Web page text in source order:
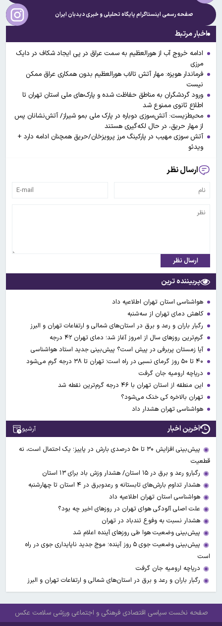
صفحه رسمی اینستاگرام پایگاه تحلیلی و خبریدیدبان ایران
اخبار مرتبط
ادامه خروج آب از هورالعظیم به سمت عراق در پی ایجاد شکاف در دایک
مرزی
فرماندار هویزه: مهار آتش تالاب هورالعظیم بدون همکاری عراق ممکن
نیست
ورود گردشگران به مناطق حفاظت‌ شده و پارک‌های ملی استان تهران تا
اطلاع ثانوی ممنوع شد
محیط‌زیست: آتش‌سوزی دوباره در پارک ملی بمو شیراز/ آتش‌نشانان پس
از مهار حریق، در حال لکه‌گیری هستند
آتش سوزی مهیب در پارکینگ مرز پرویزخان/حریق همچنان ادامه دارد +
ویدئو
ارسال نظر
ارسال نظر
پربیننده ترین
هواشناسی استان تهران اطلاعیه داد
کاهش دمای تهران از سه‌شنبه
رگبار باران و رعد و برق در استان‌های شمالی و ارتفاعات تهران و البرز
گرم‌ترین روزهای سال از امروز آغاز شد؛ دمای تهران ۴۲ درجه
آیا زمستان پربرفی در پیش است؟ پیش‌بینی جدید استاد هواشناسی
دریاچه ارومیه جان گرفت
این منطقه از استان تهران با ۴۶ درجه گرم‌ترین نقطه شد
تهران بالاخره کی خنک می‌شود؟
هواشناسی تهران هشدار داد
آخرین اخبار آرشیو
پیش‌بینی افزایش ۳۰ تا ۵۰ درصدی بارش در پاییز؛ یک احتمال است، نه
قطعیت
رگبارو رعد و برق در ۱۵ استان/ هشدار وزش باد برای ۱۳ استان‌
هشدار تداوم بارش‌های تابستانه و رعدوبرق در ۴ استان تا چهارشنبه
هواشناسی استان تهران اطلاعیه داد
علت اصلی آلودگی هوای تهران در روزهای اخیر چه بود؟
هشدار نسبت به وفوع تندباد در تهران
پیش‌بینی وضعیت هوا طی روزهای آینده اعلام شد
پیش‌بینی وضعیت جوی ۵ روز آینده؛ موج جدید ناپایداری جوی در راه
است
دریاچه ارومیه جان گرفت
رگبار باران و رعد و برق در استان‌های شمالی و ارتفاعات تهران و البرز
صفحه نخست سیاسی اقتصادی فرهنگی و اجتماعی ورزشی سلامت عکس